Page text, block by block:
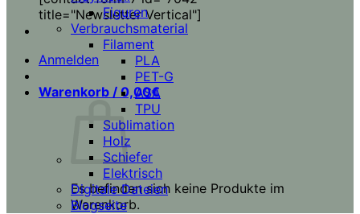
title="Newsletter Vertical"]
Anmelden
Warenkorb / 0,00€
Es befinden sich keine Produkte im
Warenkorb.
Figuren
Verbrauchsmaterial
Filament
PLA
PET-G
ASA
TPU
Sublimation
Holz
Schiefer
Elektrisch
Digitale Dateien
Blogseite